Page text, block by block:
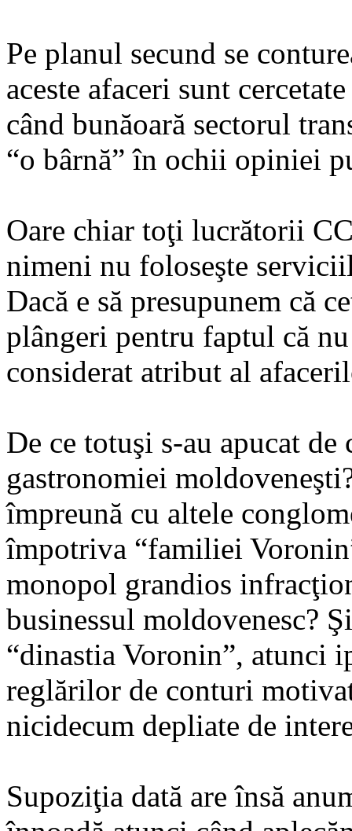
Pe planul secund se
aceste afaceri sunt
când bunăoară sectorul
“o bârnă” în ochii opiniei
Oare chiar toţi lucrătorii
nimeni nu foloseşte
Dacă e să presupunem că
plângeri pentru faptul că
considerat atribut al
De ce totuşi s-au apucat
gastronomiei
împreună cu altele
împotriva “familiei
monopol grandios
businessul moldovenesc?
“dinastia Voronin”, atunci
reglărilor de conturi
nicidecum depliate de
Supoziţia dată are însă